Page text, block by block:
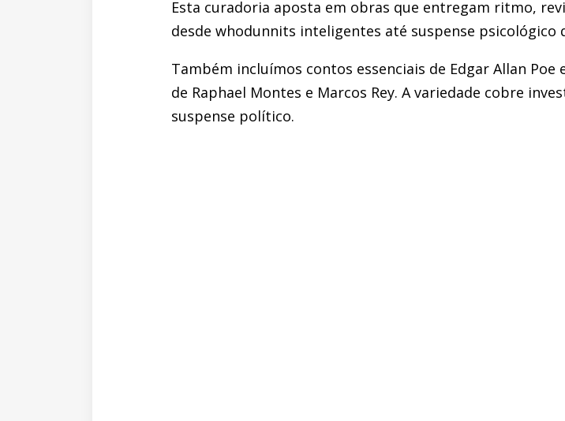
Esta curadoria aposta em obras que entregam ritmo,
desde whodunnits inteligentes até suspense psicológico
Também incluímos contos essenciais de Edgar Allan
de Raphael Montes e Marcos Rey. A variedade cobre
suspense político.